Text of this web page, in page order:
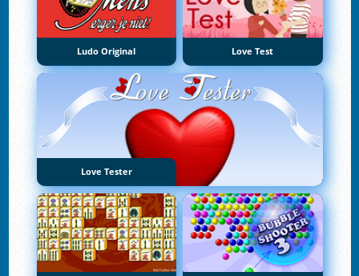
Ludo Original Love Test
Love Tester